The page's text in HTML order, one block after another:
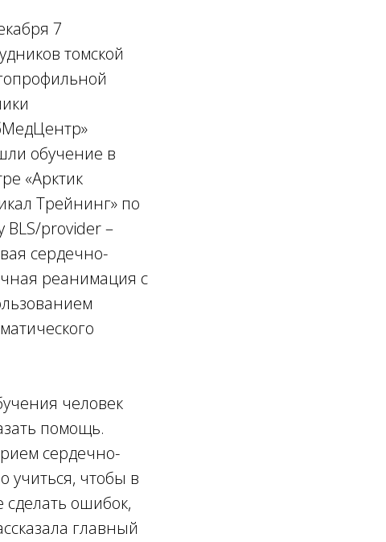
7
томской
обучение в
«Арктик
Трейнинг» по
BLS/provider –
сердечно-
реанимация с
человек
помощь.
сердечно-
учиться, чтобы в
сделать ошибок,
главный